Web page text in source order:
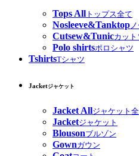
Tops All トップス全て
Nosleeve&Tanktop
Cutsew&Tunicカッ
Polo shirtsポロシャツ
TshirtsTシャツ
Jacketジャケット
Jacket Allジャケット
Jacketジャケット
Blousonブルゾン
Gownガウン